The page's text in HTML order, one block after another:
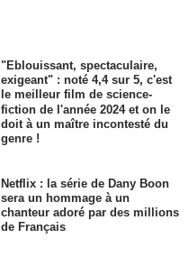
"Eblouissant, spectaculaire,
exigeant" : noté 4,4 sur 5, c'est
le meilleur film de science-
fiction de l'année 2024 et on le
doit à un maître incontesté du
genre !
Netflix : la série de Dany Boon
sera un hommage à un
chanteur adoré par des millions
de Français